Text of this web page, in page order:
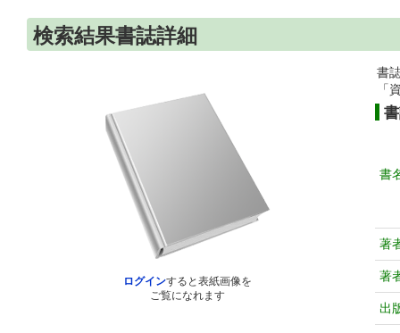
検索結果書誌詳細
ログインすると表紙画像を
ご覧になれます
書
「
書
著
著
出